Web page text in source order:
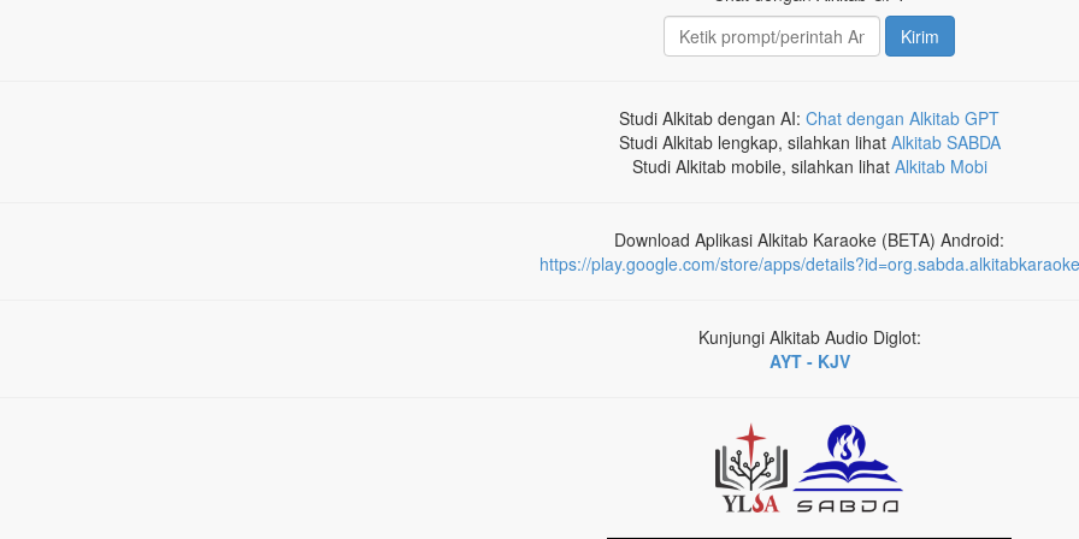
Kirim
Studi Alkitab dengan AI: Chat dengan Alkitab GPT
Studi Alkitab lengkap, silahkan lihat Alkitab SABDA
Studi Alkitab mobile, silahkan lihat Alkitab Mobi
Download Aplikasi Alkitab Karaoke (BETA) Android:
https://play.google.com/store/apps/details?id=org.sabda.alkitabkaraoke
Kunjungi Alkitab Audio Diglot:
AYT - KJV